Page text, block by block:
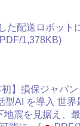
た配送ロボット
PDF/1,378KB)
初】損保ジャパ
型AI を導入 世界
地震を見据え、